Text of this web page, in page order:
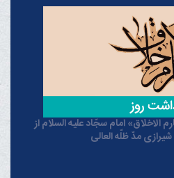
الاخلاق» امام سجّاد علیه السلام از
مدّ ظلّه العالی